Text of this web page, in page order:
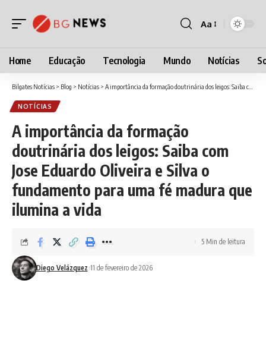
Font
Aa
Home Educação Tecnologia Mundo Notícias
Bilgates Notícias > Blog > Notícias > A importância da formação doutrinária dos leigos: Saiba com Jose Eduardo Oliveira e Silva o fundamento para uma fé madura que ilumina a vida
NOTÍCIAS
A importância da formação
doutrinária dos leigos: Saiba com
Jose Eduardo Oliveira e Silva o
fundamento para uma fé madura que
ilumina a vida
Diego Velázquez 11 de fevereiro de 2026
5 Min de leitura